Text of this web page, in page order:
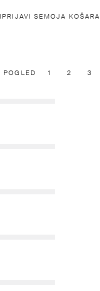
PRIJAVI SE MOJA KOŠARA
POGLED 1 2 3